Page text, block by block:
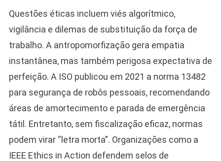
Questões éticas incluem viés algorítmico,
vigilância e dilemas de substituição da força de
trabalho. A antropomorfização gera empatia
instantânea, mas também perigosa expectativa de
perfeição. A ISO publicou em 2021 a norma 13482
para segurança de robôs pessoais, recomendando
áreas de amortecimento e parada de emergência
tátil. Entretanto, sem fiscalização eficaz, normas
podem virar “letra morta”. Organizações como a
IEEE Ethics in Action defendem selos de